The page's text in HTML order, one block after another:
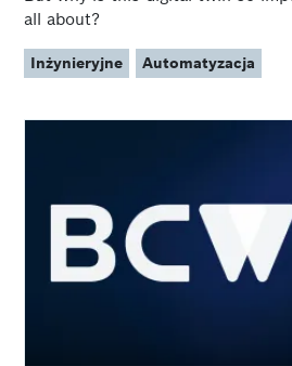
all about?
Inżynieryjne Automatyzacja